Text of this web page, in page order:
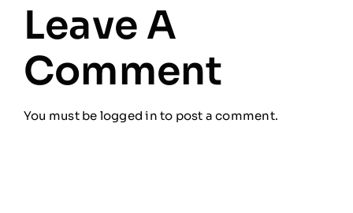
Leave A
Comment
You must be logged in to post a comment.